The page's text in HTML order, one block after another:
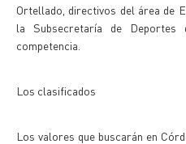
Ortellado, directivos del área de
la Subsecretaría de Deportes
competencia.
Los clasificados
Los valores que buscarán en